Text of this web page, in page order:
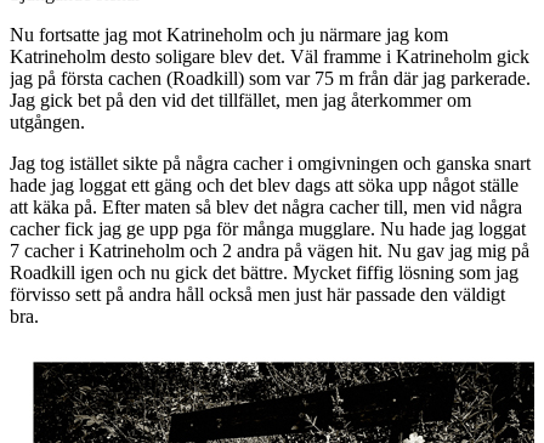
Nu fortsatte jag mot Katrineholm och ju närmare jag kom
Katrineholm desto soligare blev det. Väl framme i Katrineholm gick
jag på första cachen (Roadkill) som var 75 m från där jag parkerade.
Jag gick bet på den vid det tillfället, men jag återkommer om
utgången.
Jag tog istället sikte på några cacher i omgivningen och ganska snart
hade jag loggat ett gäng och det blev dags att söka upp något ställe
att käka på. Efter maten så blev det några cacher till, men vid några
cacher fick jag ge upp pga för många mugglare. Nu hade jag loggat
7 cacher i Katrineholm och 2 andra på vägen hit. Nu gav jag mig på
Roadkill igen och nu gick det bättre. Mycket fiffig lösning som jag
förvisso sett på andra håll också men just här passade den väldigt
bra.